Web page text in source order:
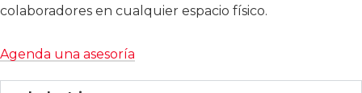
colaboradores en cualquier espacio físico.
Agenda una asesoría